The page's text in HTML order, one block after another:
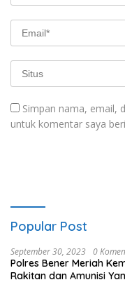
Simpan nama, email,
untuk komentar saya
Popular Post
September 30, 2023 0
Polres Bener Meriah
Rakitan dan Amunisi